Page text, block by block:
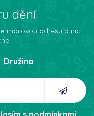
dění
mailovou adresu a nic
Družina